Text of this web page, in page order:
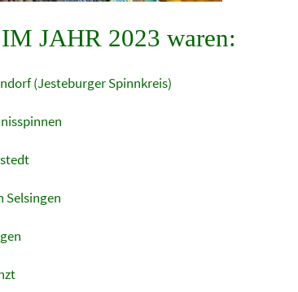
JAHR 2023 waren:
(Jesteburger Spinnkreis)
Selsingen